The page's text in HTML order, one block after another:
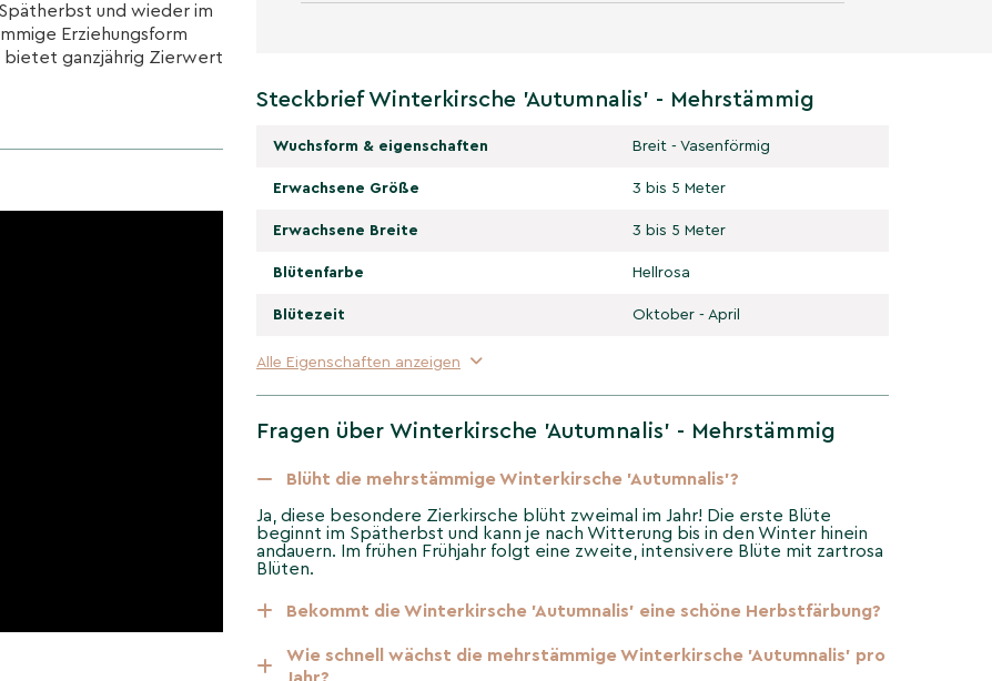
und wieder im
Erziehungsform
ganzjährig Zierwert
Wellen: oft von
bis April – ein seltener
sorgen für
Steckbrief Winterkirsche 'Autumnalis' - Mehrstämmig
Wuchsform & eigenschaften Breit - Vasenförmig
Erwachsene Größe 3 bis 5 Meter
Erwachsene Breite 3 bis 5 Meter
Blütenfarbe Hellrosa
Blütezeit Oktober - April
Alle Eigenschaften anzeigen
Fragen über Winterkirsche 'Autumnalis' - Mehrstämmig
Blüht die mehrstämmige Winterkirsche 'Autumnalis'?
Ja, diese besondere Zierkirsche blüht zweimal im Jahr! Die erste Blüte
beginnt im Spätherbst und kann je nach Witterung bis in den Winter hinein
andauern. Im frühen Frühjahr folgt eine zweite, intensivere Blüte mit zartrosa
Blüten.
Bekommt die Winterkirsche 'Autumnalis' eine schöne Herbstfärbung?
Wie schnell wächst die mehrstämmige Winterkirsche 'Autumnalis' pro